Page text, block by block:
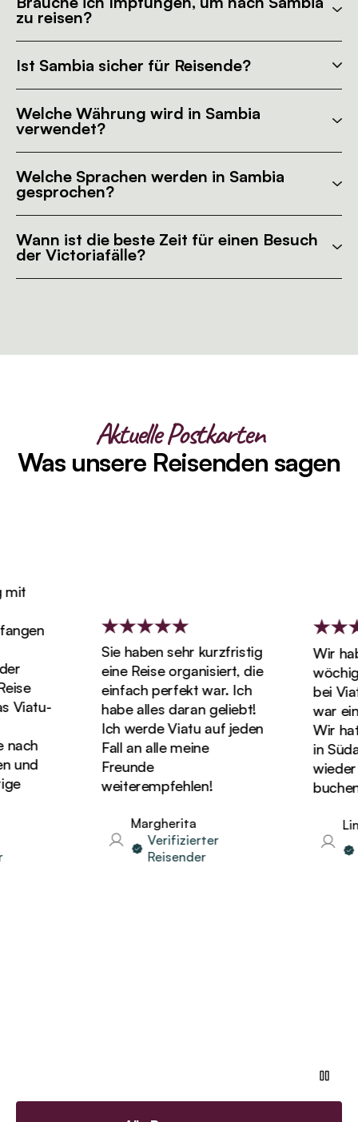
zu reisen?
Ist Sambia sicher für Reisende?
Welche Währung wird in Sambia
verwendet?
Welche Sprachen werden in Sambia
gesprochen?
Wann ist die beste Zeit für einen Besuch
der Victoriafälle?
Aktuelle Postkarten
Was unsere Reisenden sagen
Sie haben sehr kurzfristig
eine Reise organisiert, die
einfach perfekt war. Ich
habe alles daran geliebt!
Ich werde Viatu auf jeden
Fall an alle meine
Freunde
weiterempfehlen!
Margherita
Verifizierter
Reisender
Wir
bei
war
Wir
in
wieder
buchen!